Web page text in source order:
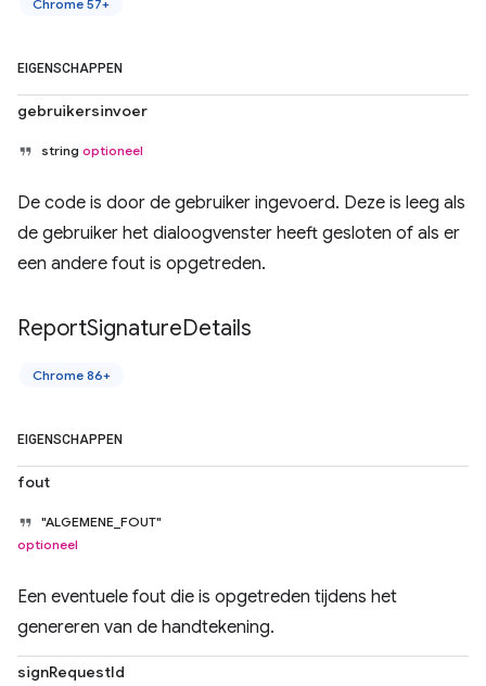
Chrome 57+
EIGENSCHAPPEN
gebruikersinvoer
string optioneel
De code is door de gebruiker ingevoerd. Deze is leeg als
de gebruiker het dialoogvenster heeft gesloten of als er
een andere fout is opgetreden.
ReportSignatureDetails
Chrome 86+
EIGENSCHAPPEN
fout
"ALGEMENE_FOUT"
optioneel
Een eventuele fout die is opgetreden tijdens het
genereren van de handtekening.
signRequestId